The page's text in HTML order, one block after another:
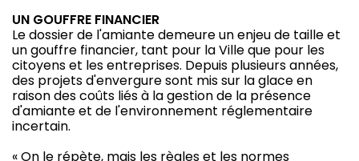
UN GOUFFRE FINANCIER
Le dossier de l'amiante demeure un enjeu de taille et
un gouffre financier, tant pour la Ville que pour les
citoyens et les entreprises. Depuis plusieurs années,
des projets d'envergure sont mis sur la glace en
raison des coûts liés à la gestion de la présence
d'amiante et de l'environnement réglementaire
incertain.
« On le répète, mais les règles et les normes